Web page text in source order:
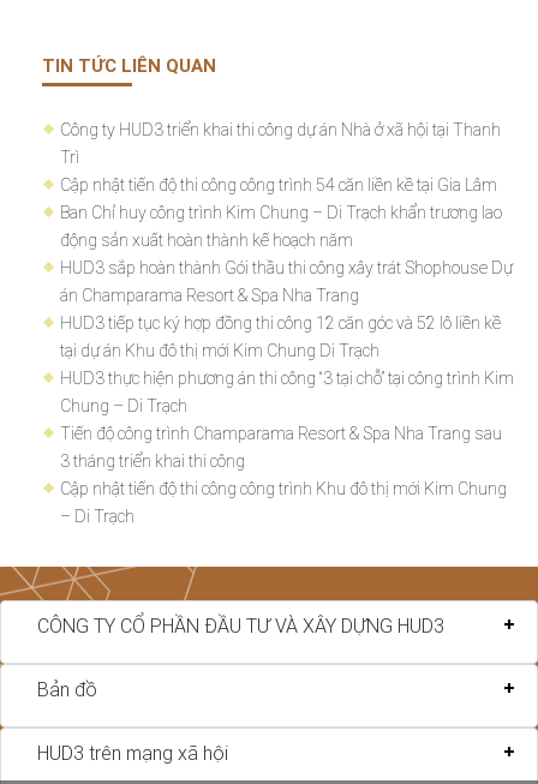
TIN TỨC LIÊN QUAN
Công ty HUD3 triển khai thi công dự án Nhà ở xã hội tại Thanh
Trì
Cập nhật tiến độ thi công công trình 54 căn liền kề tại Gia Lâm
Ban Chỉ huy công trình Kim Chung – Di Trạch khẩn trương lao
động sản xuất hoàn thành kế hoạch năm
HUD3 sắp hoàn thành Gói thầu thi công xây trát Shophouse Dự
án Champarama Resort & Spa Nha Trang
HUD3 tiếp tục ký hợp đồng thi công 12 căn góc và 52 lô liền kề
tại dự án Khu đô thị mới Kim Chung Di Trạch
HUD3 thực hiện phương án thi công “3 tại chỗ” tại công trình Kim
Chung – Di Trạch
Tiến độ công trình Champarama Resort & Spa Nha Trang sau
3 tháng triển khai thi công
Cập nhật tiến độ thi công công trình Khu đô thị mới Kim Chung
– Di Trạch
CÔNG TY CỔ PHẦN ĐẦU TƯ VÀ XÂY DỰNG HUD3
Bản đồ
HUD3 trên mạng xã hội